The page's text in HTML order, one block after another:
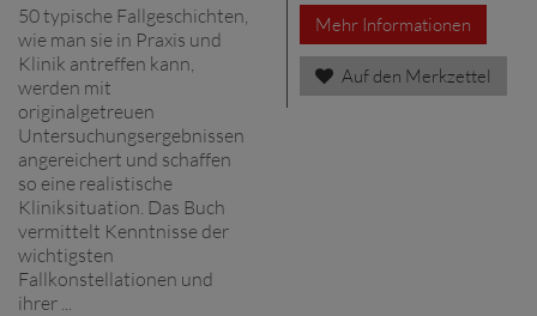
50 typische Fallgeschichten,
wie man sie in Praxis und
Klinik antreffen kann,
werden mit
originalgetreuen
Untersuchungsergebnissen
angereichert und schaffen
so eine realistische
Kliniksituation. Das Buch
vermittelt Kenntnisse der
wichtigsten
Fallkonstellationen und
ihrer ...
Mehr Informationen
Auf den Merkzettel